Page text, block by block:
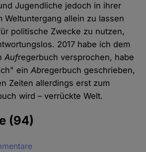
Jugendliche jedoch in ihrer
Weltuntergang allein zu lassen
politische Zwecke zu nutzen,
2017 habe ich dem
Aufregerbuch versprochen, habe
einAbregerbuch geschrieben,
Zeiten allerdings erst zum
wird – verrückte Welt.
(94)